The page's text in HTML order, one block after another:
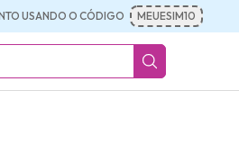
USANDO O CÓDIGO MEUESIM10